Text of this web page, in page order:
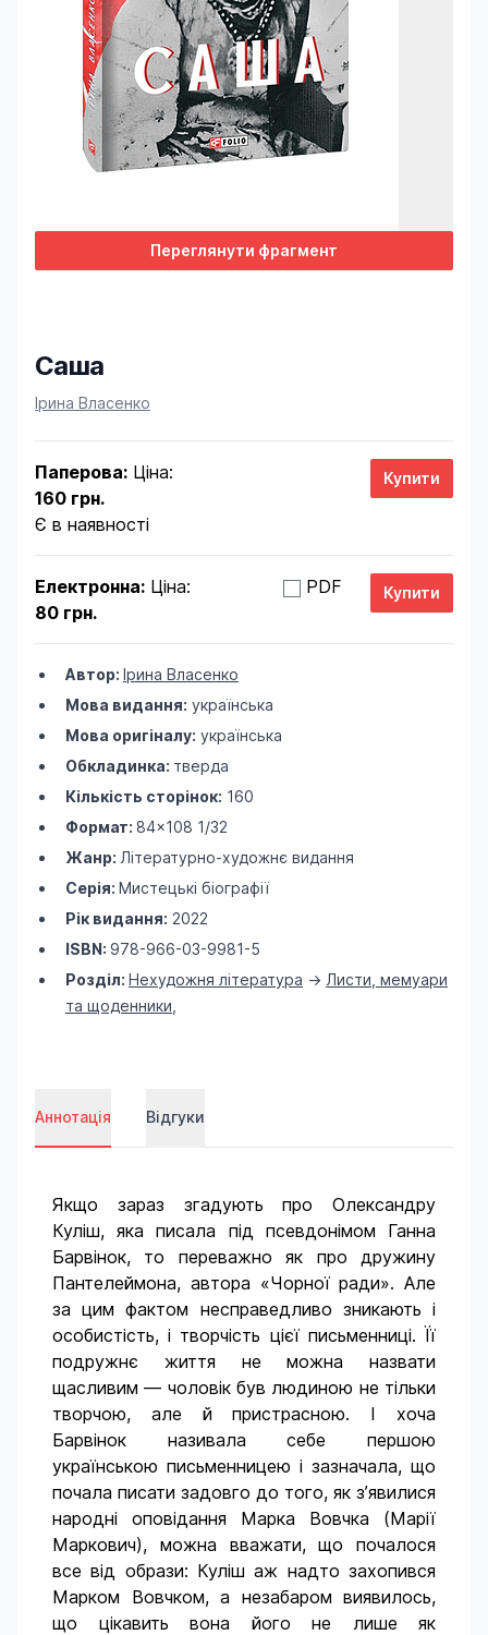
Переглянути фрагмент
Саша
Product information
Ірина Власенко
Паперова: Ціна:
160 грн.
Є в наявності
Електронна: Ціна:
80 грн.
PDF
Автор: Ірина Власенко
Мова видання: українська
Мова оригіналу: українська
Обкладинка: тверда
Кількість сторінок: 160
Формат: 84×108 1/32
Жанр: Літературно-художнє видання
Серія: Мистецькі біографії
Рік видання: 2022
ISBN: 978-966-03-9981-5
Розділ: Нехудожня література -> Листи, мемуари
та щоденники
Аннотація Відгуки
Якщо зараз згадують про Олександру
Куліш, яка писала під псевдонімом Ганна
Барвінок, то переважно як про дружину
Пантелеймона, автора «Чорної ради». Але
за цим фактом несправедливо зникають і
особистість, і творчість цієї письменниці. Її
подружнє життя не можна назвати
щасливим — чоловік був людиною не тільки
творчою, але й пристрасною. І хоча
Барвінок називала себе першою
українською письменницею і зазначала, що
почала писати задовго до того, як з’явилися
народні оповідання Марка Вовчка (Марії
Маркович), можна вважати, що почалося
все від образи: Куліш аж надто захопився
Марком Вовчком, а незабаром виявилось,
що цікавить вона його не лише як